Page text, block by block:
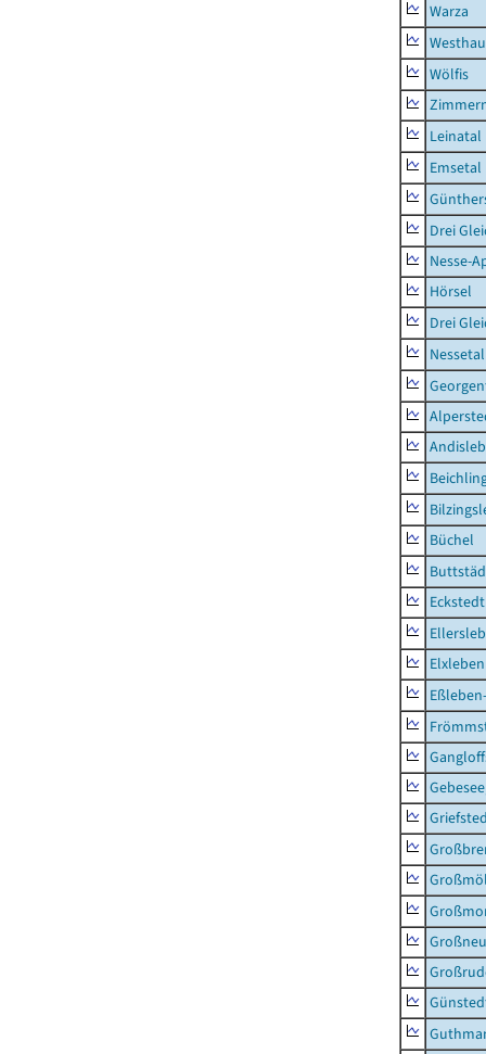
Warza
Wölfis
Leinatal
Emsetal
Drei
Nesse-
Hörsel
Drei
Nessetal
Büchel
Eckstedt
Elxleben